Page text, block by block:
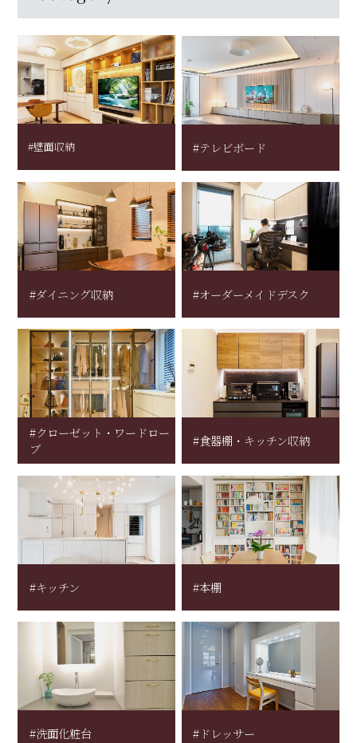
#壁面収納 #テレビボード
#ダイニング収納 #オーダーメイドデスク
#クローゼット・ワードロー
ブ
#食器棚・キッチン収納
#キッチン #本棚
#洗面化粧台 #ドレッサー